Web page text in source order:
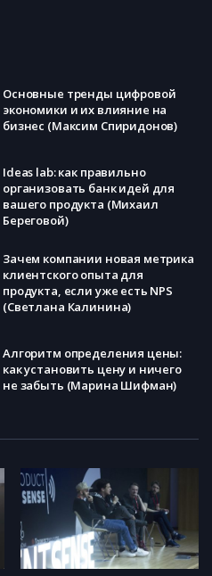
Основные тренды цифровой
экономики и их влияние на
бизнес (Максим Спиридонов)
Ideas lab: как правильно
организовать банк идей для
вашего продукта (Михаил
Береговой)
Зачем компа­нии новая метрика
кл­иентского опыта для
продукта, если уже есть NPS
(Светлана Калинина)
Алгоритм определения цены:
как установить цену и ничего
не забыть (Марина Шифман)
задуматься, и canvas, чтобы на
них ответить (Максим Яцкевич)
Performance review — взгляд со
стороны (Леонид Чёрный)